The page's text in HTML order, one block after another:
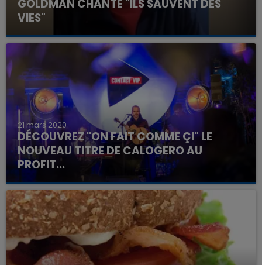
GOLDMAN CHANTE "ILS SAUVENT DES
VIES"
21 mars 2020
DÉCOUVREZ "ON FAIT COMME ÇI" LE
NOUVEAU TITRE DE CALOGERO AU
PROFIT...